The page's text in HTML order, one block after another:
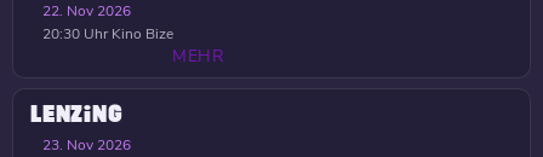
22. Nov 2026
20:30 Uhr Kino Bize
MEHR
LENZING
23. Nov 2026